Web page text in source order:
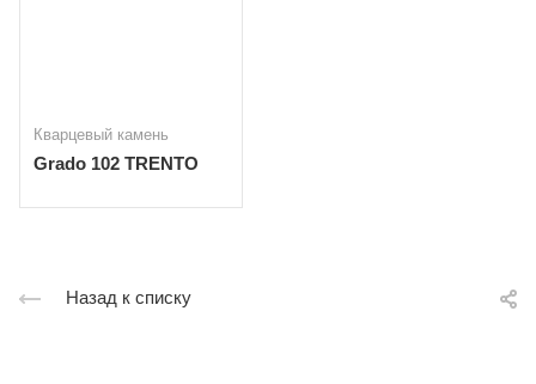
Кварцевый камень
Grado 102 TRENTO
Назад к списку